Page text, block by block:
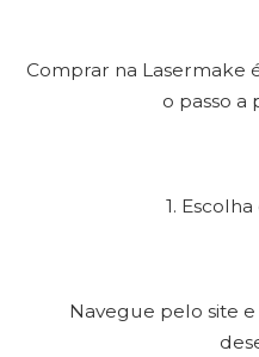
Comprar na Lasermake
o passo a
1.
Navegue pelo site